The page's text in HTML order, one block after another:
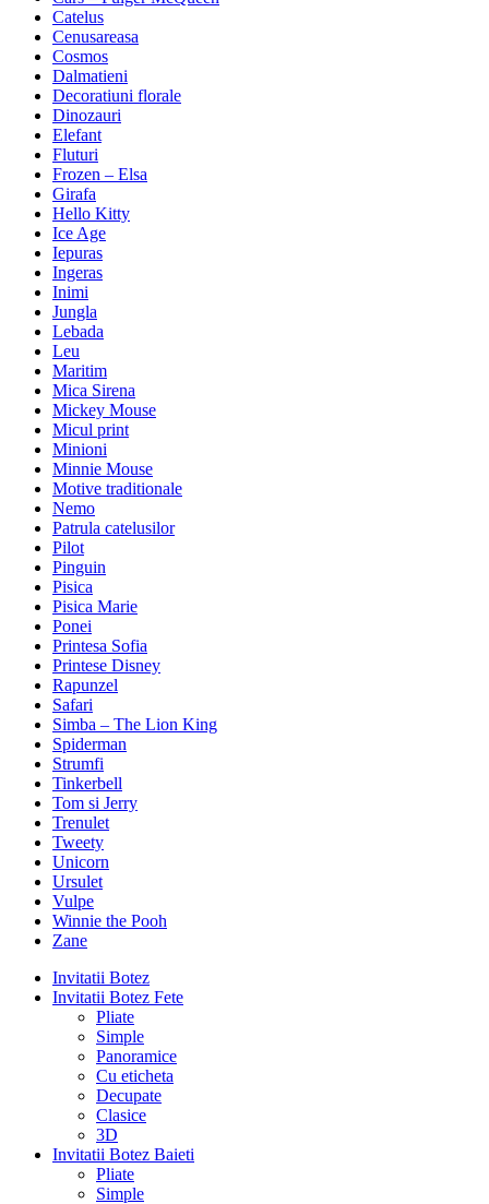
Catelus
Cenusareasa
Cosmos
Dalmatieni
Decoratiuni florale
Dinozauri
Elefant
Fluturi
Frozen – Elsa
Girafa
Hello Kitty
Ice Age
Iepuras
Ingeras
Inimi
Jungla
Lebada
Leu
Maritim
Mica Sirena
Mickey Mouse
Micul print
Minioni
Minnie Mouse
Motive traditionale
Nemo
Patrula catelusilor
Pilot
Pinguin
Pisica
Pisica Marie
Ponei
Printesa Sofia
Printese Disney
Rapunzel
Safari
Simba – The Lion King
Spiderman
Strumfi
Tinkerbell
Tom si Jerry
Trenulet
Tweety
Unicorn
Ursulet
Vulpe
Winnie the Pooh
Zane
Invitatii Botez
Invitatii Botez Fete
Pliate
Simple
Panoramice
Cu eticheta
Decupate
Clasice
3D
Invitatii Botez Baieti
Pliate
Simple